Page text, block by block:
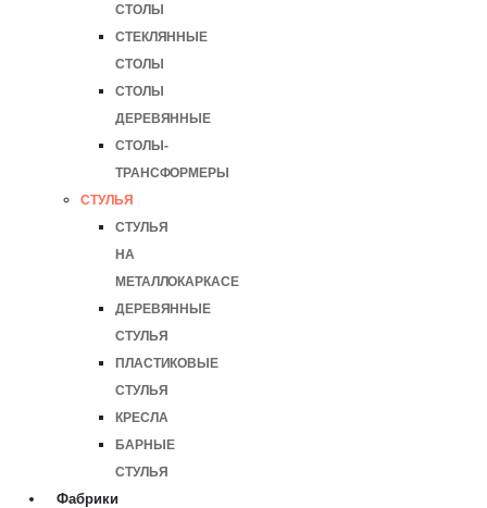
СТОЛЫ
СТЕКЛЯННЫЕ
СТОЛЫ
СТОЛЫ
ДЕРЕВЯННЫЕ
СТОЛЫ-
ТРАНСФОРМЕРЫ
СТУЛЬЯ
СТУЛЬЯ
НА
МЕТАЛЛОКАРКАСЕ
ДЕРЕВЯННЫЕ
СТУЛЬЯ
ПЛАСТИКОВЫЕ
СТУЛЬЯ
КРЕСЛА
БАРНЫЕ
СТУЛЬЯ
Фабрики